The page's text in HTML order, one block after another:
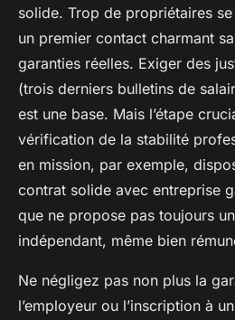
solide. Trop de propriétaires
un premier contact charmant
garanties réelles. Exiger des
(trois derniers bulletins de
est une base. Mais l’étape
vérification de la stabilité
en mission, par exemple,
contrat solide avec entreprise
que ne propose pas toujours
indépendant, même bien
Ne négligez pas non plus la
l’employeur ou l’inscription à